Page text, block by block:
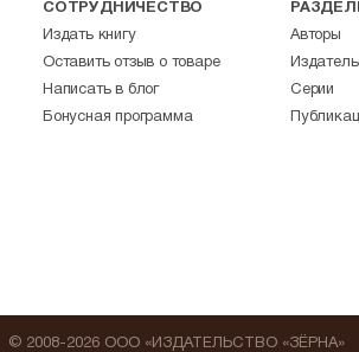
СОТРУДНИЧЕСТВО
Издать книгу
Оставить отзыв о товаре
Написать в блог
Бонусная программа
Авторы
Серии
© 2008-2026 ООО «ИЗДАТЕЛЬСТВО «ЗЁРНА»